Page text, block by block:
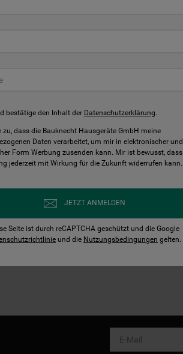
herunterladen
bestätige den Inhalt der Datenschutzerklärung.
zu, dass die Bauknecht Hausgeräte GmbH meine
Daten verarbeitet, um mir in elektronischer
Form Werbung zusenden kann. Mir ist bewusst,
jederzeit mit Wirkung für die Zukunft widerrufen kann.
JETZT ANMELDEN
Seite ist durch reCAPTCHA geschützt und die Google
und die Nutzungsbedingungen gelten.